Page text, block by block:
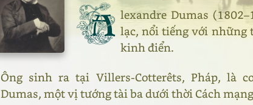
A lexandre Dumas
lạc, nổi tiếng với
kinh điển.
Ông sinh ra tại Villers-Cotterêts, Pháp, là
Dumas, một vị tướng tài ba dưới thời Cách